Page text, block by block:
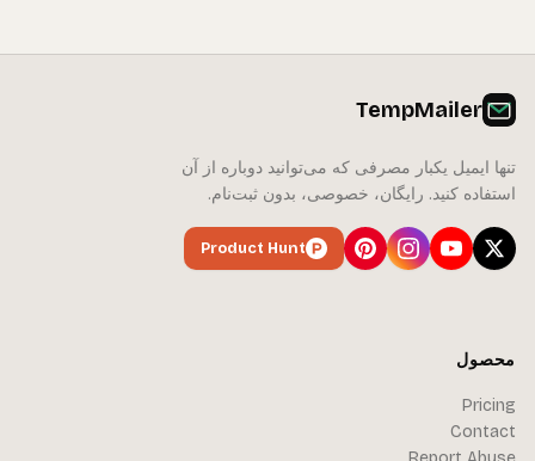
TempMailer
تنها ایمیل یکبار مصرفی که می‌توانید دوباره از آن
استفاده کنید. رایگان، خصوصی، بدون ثبت‌نام.
Product Hunt
محصول
Pricing
Contact